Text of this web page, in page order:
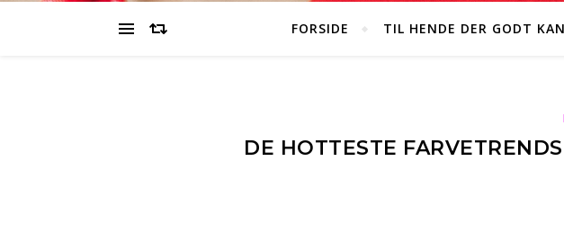
FORSIDE TIL HENDE DER GODT
DE HOTTESTE